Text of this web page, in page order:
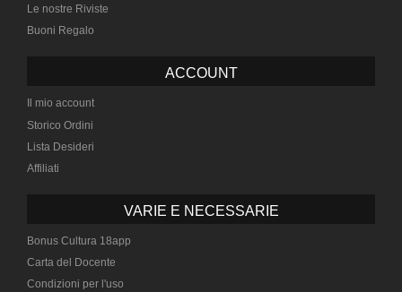
Le nostre Riviste
Buoni Regalo
ACCOUNT
Il mio account
Storico Ordini
Lista Desideri
Affiliati
VARIE E NECESSARIE
Bonus Cultura 18app
Carta del Docente
Condizioni per l'uso